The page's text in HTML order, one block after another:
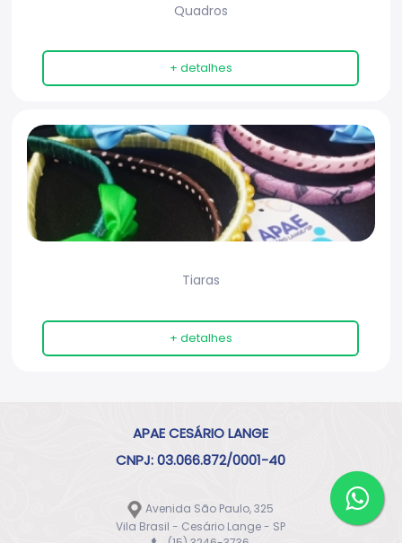
Quadros
+ detalhes
Tiaras
+ detalhes
APAE CESÁRIO LANGE
CNPJ: 03.066.872/0001-40
Avenida São Paulo, 325
Vila Brasil - Cesário Lange - SP